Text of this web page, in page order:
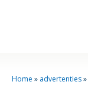
Home » advertenties»